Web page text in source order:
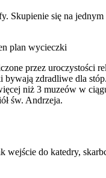
Skupienie się na
plan wycieczki
przez uroczystości
bywają zdradliwe dla stóp.
niż 3 muzeów w
św. Andrzeja.
wejście do katedry,